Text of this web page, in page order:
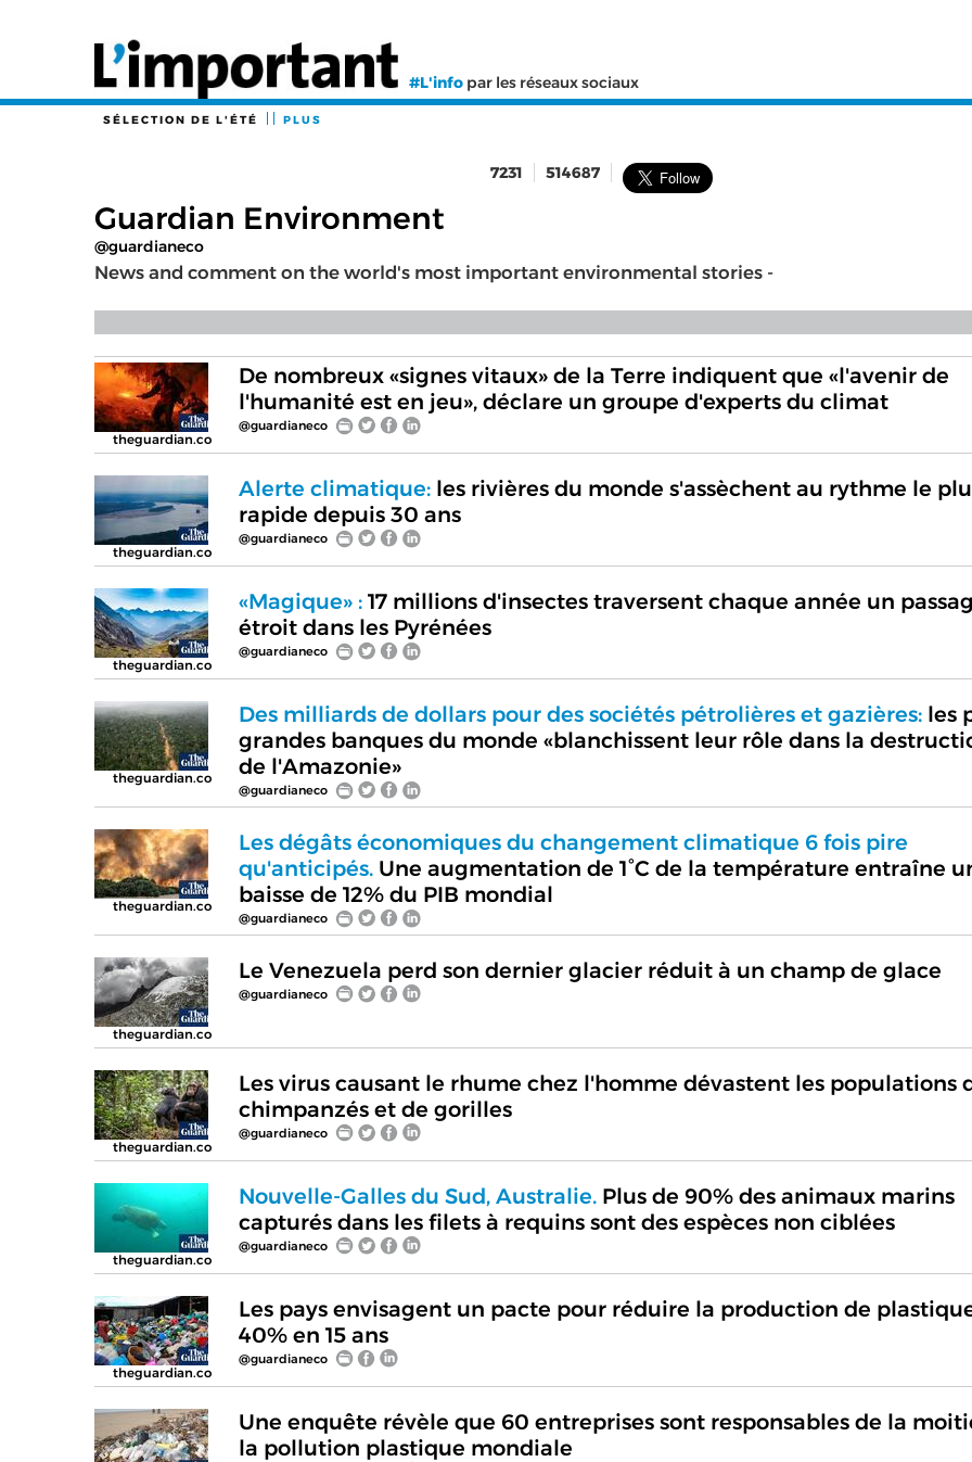
#L'info par les réseaux sociaux
SÉLECTION DE L'ÉTÉ PLUS
7231 514687
Guardian Environment
@guardianeco
News and comment on the world's most important environmental stories -
theguardian.co
De nombreux «signes vitaux» de la Terre indiquent que «l'avenir de
l'humanité est en jeu», déclare un groupe d'experts du climat
@guardianeco
theguardian.co
Alerte climatique:les rivières du monde s'assèchent au rythme le
rapide depuis 30 ans
@guardianeco
theguardian.co
«Magique» :17 millions d'insectes traversent chaque année un
étroit dans les Pyrénées
@guardianeco
theguardian.co
Des milliards de dollars pour des sociétés pétrolières et gazières:les
grandes banques du monde «blanchissent leur rôle dans la
de l'Amazonie»
@guardianeco
theguardian.co
Les dégâts économiques du changement climatique 6 fois pire
qu'anticipés.Une augmentation de 1°C de la température entraîne
baisse de 12% du PIB mondial
@guardianeco
theguardian.co
Le Venezuela perd son dernier glacier réduit à un champ de glace
@guardianeco
theguardian.co
Les virus causant le rhume chez l'homme dévastent les populations
chimpanzés et de gorilles
@guardianeco
theguardian.co
Nouvelle-Galles du Sud, Australie.Plus de 90% des animaux marins
capturés dans les filets à requins sont des espèces non ciblées
@guardianeco
theguardian.co
Les pays envisagent un pacte pour réduire la production de
40% en 15 ans
@guardianeco
Une enquête révèle que 60 entreprises sont responsables de la
la pollution plastique mondiale